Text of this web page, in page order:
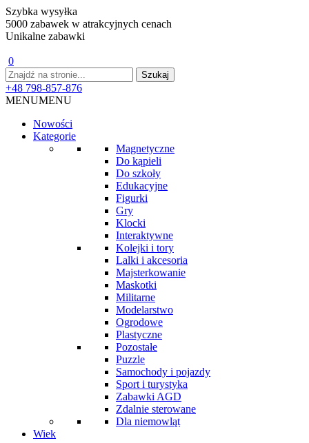
Szybka wysyłka
5000 zabawek w atrakcyjnych cenach
Unikalne zabawki
0
+48 798-857-876
MENUMENU
Nowości
Kategorie
Magnetyczne
Do kąpieli
Do szkoły
Edukacyjne
Figurki
Gry
Klocki
Interaktywne
Kolejki i tory
Lalki i akcesoria
Majsterkowanie
Maskotki
Militarne
Modelarstwo
Ogrodowe
Plastyczne
Pozostałe
Puzzle
Samochody i pojazdy
Sport i turystyka
Zabawki AGD
Zdalnie sterowane
Dla niemowląt
Wiek